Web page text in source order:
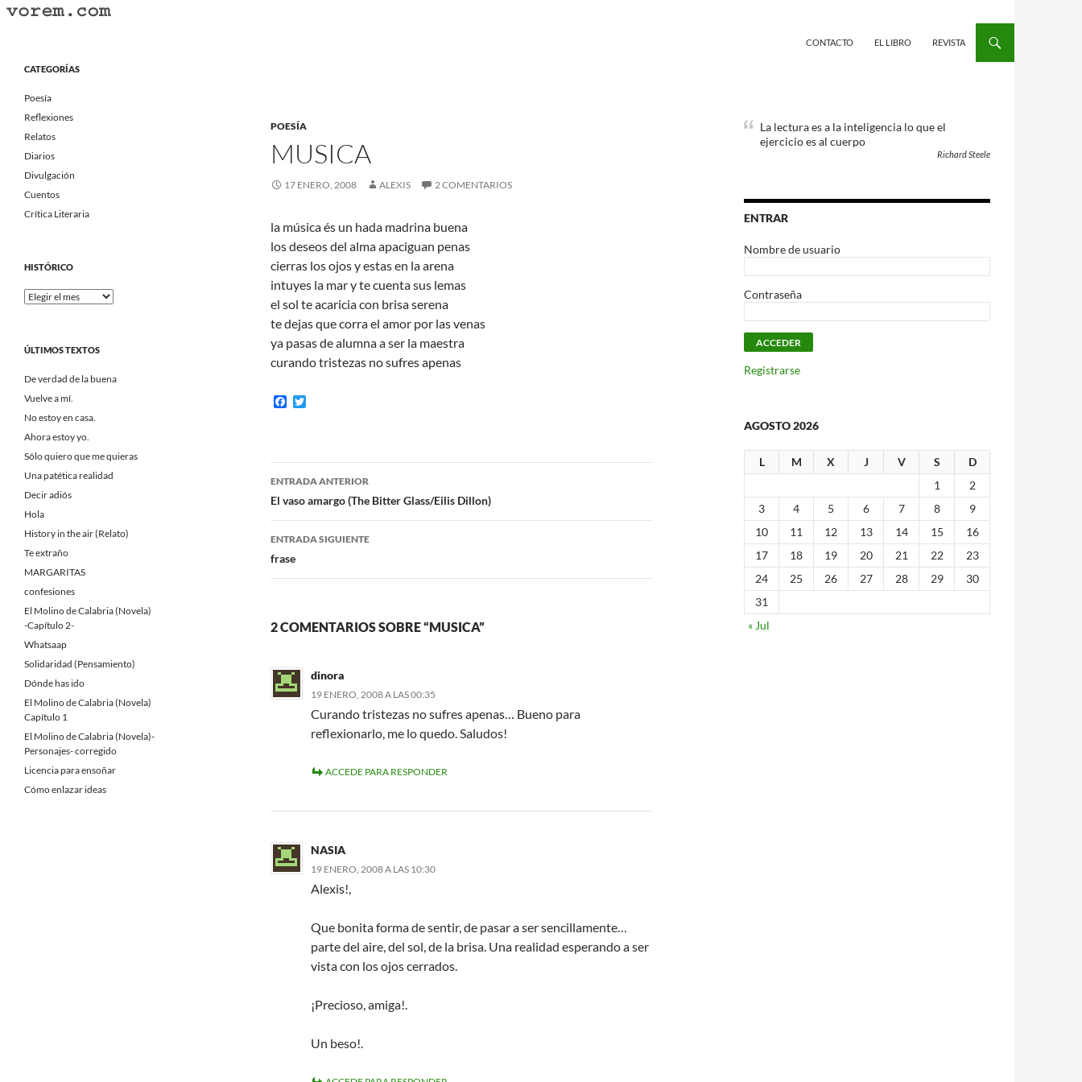
Saltar
CONTACTO EL LIBRO REVISTA
POESÍA
MUSICA
17 ENERO, 2008 ALEXIS 2 COMENTARIOS
la música és un hada madrina buena
los deseos del alma apaciguan penas
cierras los ojos y estas en la arena
intuyes la mar y te cuenta sus lemas
el sol te acaricia con brisa serena
te dejas que corra el amor por las venas
ya pasas de alumna a ser la maestra
curando tristezas no sufres apenas
F
o
o
e
r
Navegación
de
entradas
ENTRADA ANTERIOR
El vaso amargo (The Bitter Glass/Eilis Dillon)
ENTRADA SIGUIENTE
frase
2 COMENTARIOS SOBRE “MUSICA”
dinora
19 ENERO, 2008 A LAS 00:35
Curando tristezas no sufres apenas… Bueno para
reflexionarlo, me lo quedo. Saludos!
ACCEDE PARA RESPONDER
NASIA
19 ENERO, 2008 A LAS 10:30
Alexis!,
Que bonita forma de sentir, de pasar a ser sencillamente…
parte del aire, del sol, de la brisa. Una realidad esperando a ser
vista con los ojos cerrados.
¡Precioso, amiga!.
Un beso!.
La lectura es a la inteligencia lo que el
ejercicio es al cuerpo
Richard Steele
ENTRAR
Nombre de usuario
Contraseña
Registrarse
AGOSTO 2026
L M X J V S
D
1
2
3
4 5 6 7 8
9
10
11 12 13 14 15
16
17
18 19 20 21 22
23
24
25 26 27 28 29
30
31
« Jul
Portal Literario Independiente
CATEGORÍAS
Poesía
Reflexiones
Relatos
Diarios
Divulgación
Cuentos
Crítica Literaria
HISTÓRICO
Histórico
ÚLTIMOS TEXTOS
De verdad de la buena
Vuelve a mí.
No estoy en casa.
Ahora estoy yo.
Sólo quiero que me quieras
Una patética realidad
Decir adiós
Hola
History in the air (Relato)
Te extraño
MARGARITAS
confesiones
El Molino de Calabria (Novela)
-Capítulo 2-
Whatsaap
Solidaridad (Pensamiento)
Dónde has ido
El Molino de Calabria (Novela)
Capítulo 1
El Molino de Calabria (Novela)-
Personajes- corregido
Licencia para ensoñar
Cómo enlazar ideas